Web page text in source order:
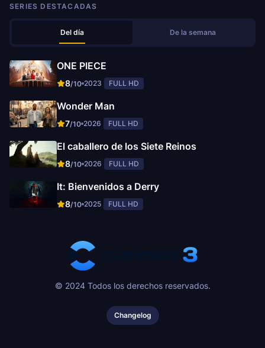
SERIES DESTACADAS
Del día De la semana
ONE PIECE
8/10 2023 FULL HD
Wonder Man
7/10 2026 FULL HD
El caballero de los Siete Reinos
8/10 2026 FULL HD
It: Bienvenidos a Derry
8/10 2025 FULL HD
© 2024 Todos los derechos reservados.
Changelog